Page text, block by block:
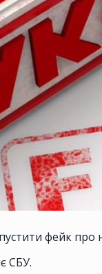
фейк про
СБУ.